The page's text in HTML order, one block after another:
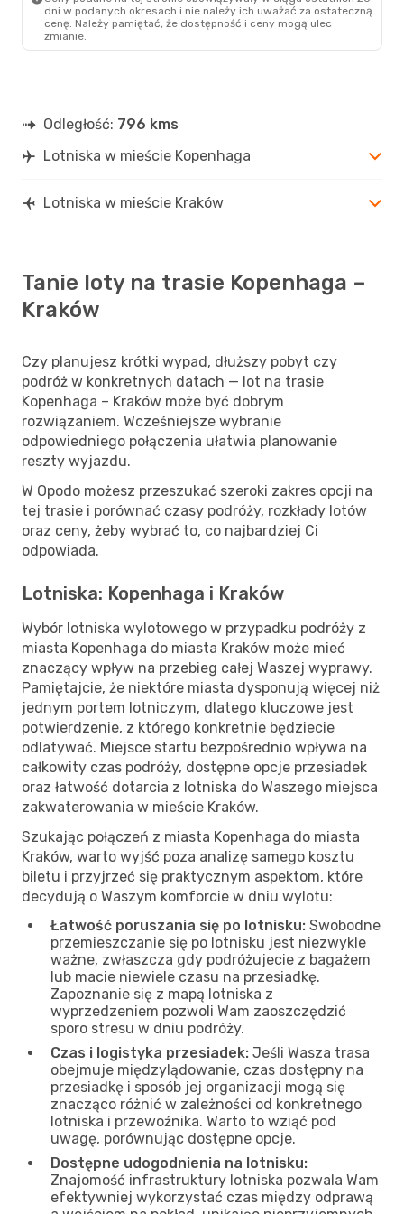
Bezpośredni
KRK- CPH
dni w podanych okresach i nie należy ich uważać za ostateczną
cenę. Należy pamiętać, że dostępność i ceny mogą ulec
zmianie.
Odległość: 796 kms
Lotniska w mieście Kopenhaga
Lotniska w mieście Kraków
Tanie loty na trasie Kopenhaga –
Kraków
Czy planujesz krótki wypad, dłuższy pobyt czy
podróż w konkretnych datach — lot na trasie
Kopenhaga – Kraków może być dobrym
rozwiązaniem. Wcześniejsze wybranie
odpowiedniego połączenia ułatwia planowanie
reszty wyjazdu.
W Opodo możesz przeszukać szeroki zakres opcji na
tej trasie i porównać czasy podróży, rozkłady lotów
oraz ceny, żeby wybrać to, co najbardziej Ci
odpowiada.
Lotniska: Kopenhaga i Kraków
Wybór lotniska wylotowego w przypadku podróży z
miasta Kopenhaga do miasta Kraków może mieć
znaczący wpływ na przebieg całej Waszej wyprawy.
Pamiętajcie, że niektóre miasta dysponują więcej niż
jednym portem lotniczym, dlatego kluczowe jest
potwierdzenie, z którego konkretnie będziecie
odlatywać. Miejsce startu bezpośrednio wpływa na
całkowity czas podróży, dostępne opcje przesiadek
oraz łatwość dotarcia z lotniska do Waszego miejsca
zakwaterowania w mieście Kraków.
Szukając połączeń z miasta Kopenhaga do miasta
Kraków, warto wyjść poza analizę samego kosztu
biletu i przyjrzeć się praktycznym aspektom, które
decydują o Waszym komforcie w dniu wylotu:
Łatwość poruszania się po lotnisku: Swobodne
przemieszczanie się po lotnisku jest niezwykle
ważne, zwłaszcza gdy podróżujecie z bagażem
lub macie niewiele czasu na przesiadkę.
Zapoznanie się z mapą lotniska z
wyprzedzeniem pozwoli Wam zaoszczędzić
sporo stresu w dniu podróży.
Czas i logistyka przesiadek: Jeśli Wasza trasa
obejmuje międzylądowanie, czas dostępny na
przesiadkę i sposób jej organizacji mogą się
znacząco różnić w zależności od konkretnego
lotniska i przewoźnika. Warto to wziąć pod
uwagę, porównując dostępne opcje.
Dostępne udogodnienia na lotnisku:
Znajomość infrastruktury lotniska pozwala Wam
efektywniej wykorzystać czas między odprawą